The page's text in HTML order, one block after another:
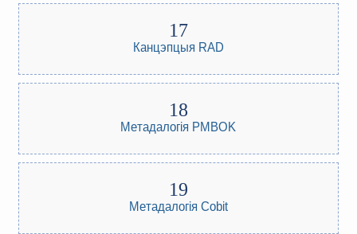
Канцэпцыя RAD
Метадалогія PMBOK
Метадалогія Cobit